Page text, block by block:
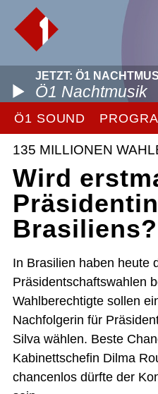
JETZT: Ö1
Ö1 Nachtmusik
Ö1 SOUND
135 MILLIONEN
Wird
Präsidentin
Brasiliens?
In Brasilien haben heute
Präsidentschaftswahlen
Wahlberechtigte sollen
Nachfolgerin für
Silva wählen. Beste
Kabinettschefin Dilma
chancenlos dürfte der